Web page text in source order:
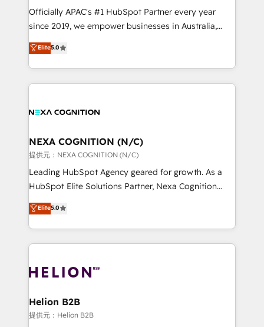
HubSpot customers and we'd love to work with you
too! Clients come to us for: Advanced CRM solutions
HubSpot Data System Migrations between systems
to HubSpot New lead generation strategies Time-
Officially APAC's #1 HubSpot Partner every year
since 2019, we empower businesses in Australia,
New Zealand, and globally to realise their full
potential through enterprise HubSpot CRM
implementation. And we deliver best practice across
the whole HubSpot platform, covering marketing,
all businesses, from start-up to Enterprise, and have
the world. Our human approach to digital
transformation is designed for businesses who want
to grow. And we're passionate about APAC
businesses leading the world in technology, agility
record migrating businesses from CRM & Marketing
Platforms such as Salesforce, Dynamics, Pipedrive,
with attract and retain customers, manage their
business people and processes, and how they
Elite5.0
NEXA COGNITION (N/C)
提供元：NEXA COGNITION (N/C)
Leading HubSpot Agency geared for growth. As a
HubSpot Elite Solutions Partner, Nexa Cognition
ranks in the top 1% of global HubSpot Partners and
has been one of the longest-standing partners since
2012. We empower businesses to harness the full
potential of HubSpot by combining strategic
bespoke HubSpot solutions tailored to drive
Choose Nexa Cognition? 🚀 HubSpot Expertise: Our
certified team specialises in CRM implementation,
Elite5.0
Helion B2B
提供元：Helion B2B